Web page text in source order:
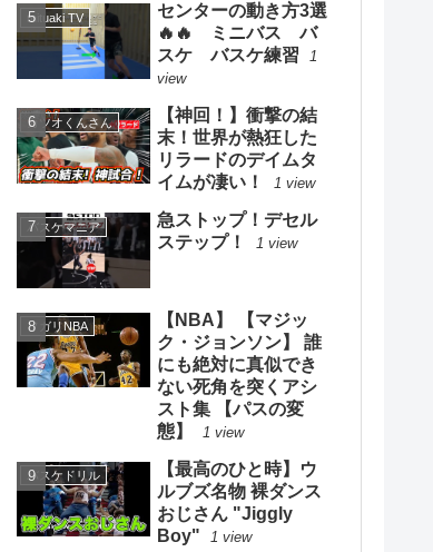
mituaki TV
センターの動き方3選
🔥🔥 ミニバス バ
スケ バスケ練習
1
view
カツオくんさん
【神回！】衝撃の結
末！世界が熱狂した
リラードのデイムタ
イムが凄い！
1 view
バスケマニア
急ストップ！デセル
ステップ！
1 view
ソガリNBA
【NBA】 【マジッ
ク・ジョンソン】 誰
にも絶対に真似でき
ない死角を突くアシ
スト集 【パスの変
態】
1 view
バスケドリル
【最高のひと時】ウ
ルブズ名物 裸ダンス
おじさん "Jiggly
Boy"
1 view